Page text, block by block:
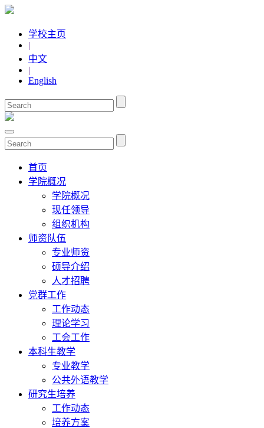
学校主页
|
中文
|
English
首页
学院概况
学院概况
现任领导
组织机构
师资队伍
专业师资
硕导介绍
人才招聘
党群工作
工作动态
理论学习
工会工作
本科生教学
专业教学
公共外语教学
研究生培养
工作动态
培养方案